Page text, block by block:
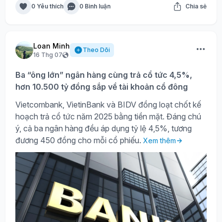
0 Yêu thích 0 Bình luận Chia sẻ
Loan Minh
16 Thg 07
Theo Dõi
Ba “ông lớn” ngân hàng cùng trả cổ tức 4,5%,
hơn 10.500 tỷ đồng sắp về tài khoản cổ đông
Vietcombank, VietinBank và BIDV đồng loạt chốt kế
hoạch trả cổ tức năm 2025 bằng tiền mặt. Đáng chú
ý, cả ba ngân hàng đều áp dụng tỷ lệ 4,5%, tương
đương 450 đồng cho mỗi cổ phiếu. Xem thêm